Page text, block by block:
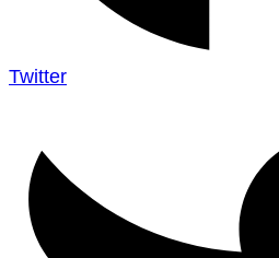
Twitter